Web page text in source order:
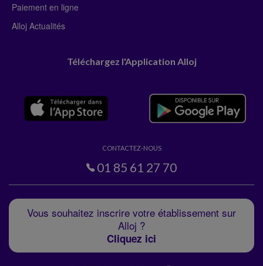
Paiement en ligne
Alloj Actualités
Téléchargez l'Application Alloj
CONTACTEZ-NOUS
01 85 61 27 70
Vous souhaitez inscrire votre établissement sur
Alloj ?
Cliquez ici